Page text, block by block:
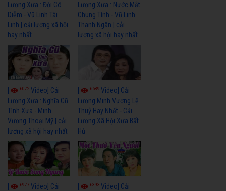
Lương Xưa : Đời Cô
Diễm - Vũ Linh Tài
Linh | cải lương xã hội
hay nhất
Lương Xưa : Nước Mắt
Chung Tình - Vũ Linh
Thanh Ngân | cải
lương xã hội hay nhất
6072 Video] Cải
Lương Xưa : Nghĩa Cũ
Tình Xưa - Minh
Vương Thoại Mỹ | cải
lương xã hội hay nhất
6689Video] Cải
Lương Minh Vương Lệ
Thuỷ Hay Nhất - Cải
Lương Xã Hội Xưa Bất
Hủ
6977 Video] Cải
6393Video] Cải